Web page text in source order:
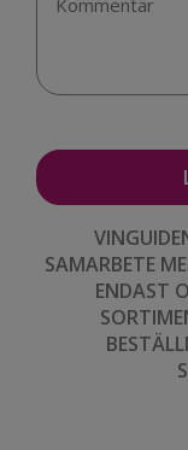
SAMARBETE
ENDAST